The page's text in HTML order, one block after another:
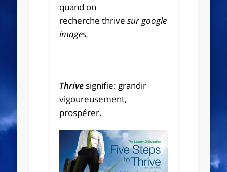
quand on
recherche thrive sur google
images.
Thrivesignifie: grandir
vigoureusement,
prospérer.